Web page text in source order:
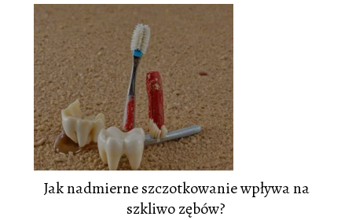
Jak nadmierne szczotkowanie wpływa na
szkliwo zębów?